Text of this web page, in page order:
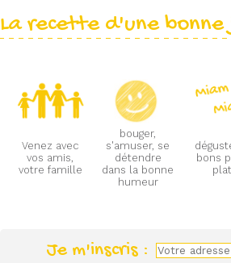
La recette d'une bonne
Venez avec
vos amis,
votre famille
bouger,
s'amuser, se
détendre
dans la bonne
humeur
bons
Je m'inscris :